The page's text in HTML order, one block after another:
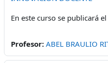
En este curso se publicará
Profesor: ABEL BRAULIO